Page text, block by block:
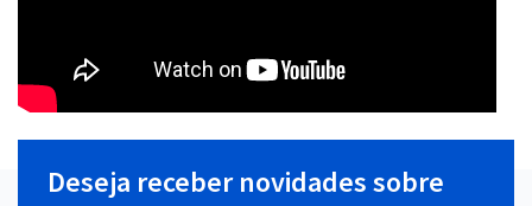
Deseja receber novidades sobre